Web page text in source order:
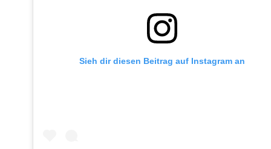
Sieh dir diesen Beitrag auf Instagram an